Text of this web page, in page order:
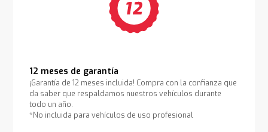
12 meses de garantía
¡Garantía de 12 meses incluida! Compra con la confianza que
da saber que respaldamos nuestros vehículos durante
todo un año.
*No incluida para vehículos de uso profesional